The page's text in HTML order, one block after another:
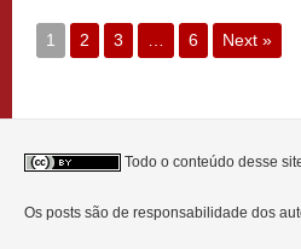
1 2 3 6 Next »
Todo o conteúdo desse
Os posts são de responsabilidade dos